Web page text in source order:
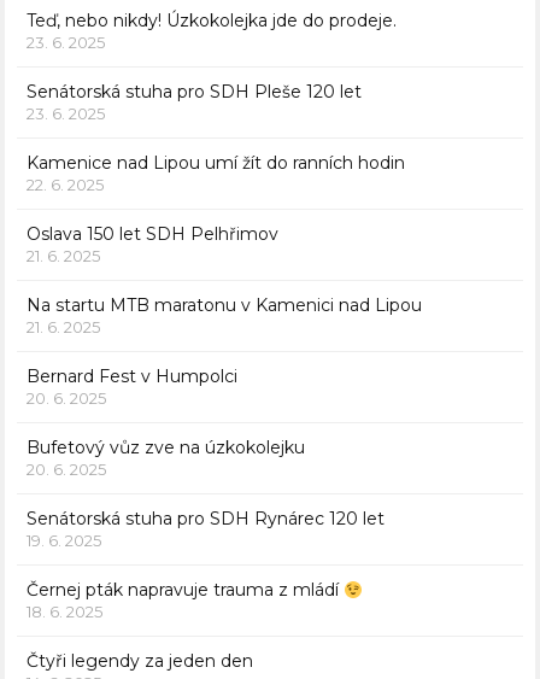
Teď, nebo nikdy! Úzkokolejka jde do prodeje.
23. 6. 2025
Senátorská stuha pro SDH Pleše 120 let
23. 6. 2025
Kamenice nad Lipou umí žít do ranních hodin
22. 6. 2025
Oslava 150 let SDH Pelhřimov
21. 6. 2025
Na startu MTB maratonu v Kamenici nad Lipou
21. 6. 2025
Bernard Fest v Humpolci
20. 6. 2025
Bufetový vůz zve na úzkokolejku
20. 6. 2025
Senátorská stuha pro SDH Rynárec 120 let
19. 6. 2025
Černej pták napravuje trauma z mládí
18. 6. 2025
Čtyři legendy za jeden den